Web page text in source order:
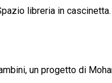
libreria in cascinetta.
un progetto di